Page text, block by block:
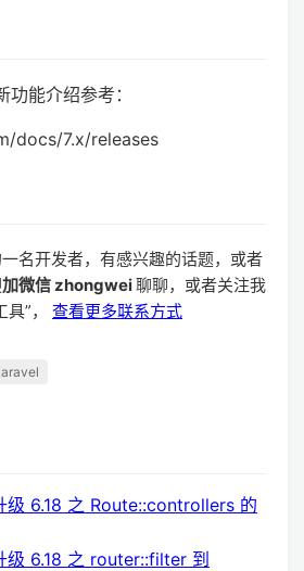
能介绍参考：
docs/7.x/releases
名开发者，有感兴趣的话题，或者
加微信 zhongwei聊聊，或者关注我
”， 查看更多联系方式
级 6.18 之 Route::controllers 的
级 6.18 之 router::filter 到